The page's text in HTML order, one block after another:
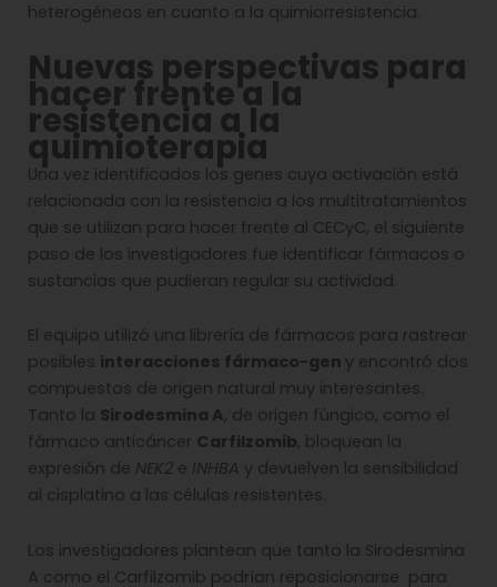
heterogéneos en cuanto a la quimiorresistencia.
Nuevas perspectivas para
hacer frente a la
resistencia a la
quimioterapia
Una vez identificados los genes cuya activación está
relacionada con la resistencia a los multitratamientos
que se utilizan para hacer frente al CECyC, el siguiente
paso de los investigadores fue identificar fármacos o
sustancias que pudieran regular su actividad.
El equipo utilizó una librería de fármacos para rastrear
posibles interacciones fármaco-gen y encontró dos
compuestos de origen natural muy interesantes.
Tanto la Sirodesmina A, de origen fúngico, como el
fármaco anticáncer Carfilzomib, bloquean la
expresión de NEK2 e INHBA y devuelven la sensibilidad
al cisplatino a las células resistentes.
Los investigadores plantean que tanto la Sirodesmina
A como el Carfilzomib podrían reposicionarse para